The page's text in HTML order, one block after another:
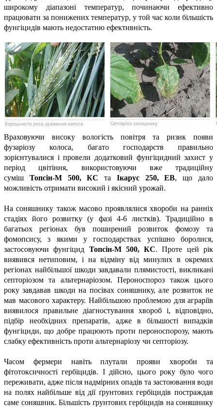
широкому діапазоні температур, починаючи ефективно
працювати за понижених температур, у той час коли більшість
фунгіцидів мають недостатню ефективність.
Враховуючи високу вологість повітря та ризик появи
фузаріозу колоса, багато господарств правильно
зорієнтувалися і провели додатковий фунгіцидний захист у
період цвітіння, використовуючи вже традиційну
суміш Топсін-М 500, КС та Ікарус 250, ЕВ, що дало
можливість отримати високий і якісний урожай.
На соняшнику також масово проявлялися хвороби на ранніх
стадіях його розвитку (у фазі 4-6 листків). Традиційно в
багатьох регіонах був поширений розвиток фомозу та
фомопсису, з якими у господарствах успішно боролися,
застосовуючи фунгіцид Топсін-М 500, КС. Проте цей рік
виявився нетиповим, і на відміну від минулих в окремих
регіонах найбільшої шкоди завдавали плямистості, викликані
септоріозом та альтернаріозом. Пероноспороз також цього
року завдавав шкоди на посівах соняшнику, але розвиток не
мав масового характеру. Найбільшою проблемою для аграріїв
виявилося правильне діагностування хвороб і, відповідно,
підбір необхідних препаратів, адже в більшості випадків
фунгіциди, що добре працюють проти пероноспорозу, мають
слабку ефективність проти альтернаріозу чи септоріозу.
Часом фермери навіть плутали прояви хвороби та
фітотоксичності гербіцидів. І дійсно, цього року було чого
переживати, адже після надмірних опадів та застоювання води
на полях найбільше від дії ґрунтових гербіцидів постраждав
саме соняшник. Більшість ґрунтових гербіцидів на соняшнику